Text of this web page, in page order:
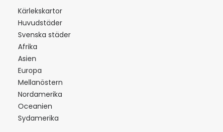
Kärlekskartor
Huvudstäder
Svenska städer
Afrika
Asien
Europa
Mellanöstern
Nordamerika
Oceanien
Sydamerika